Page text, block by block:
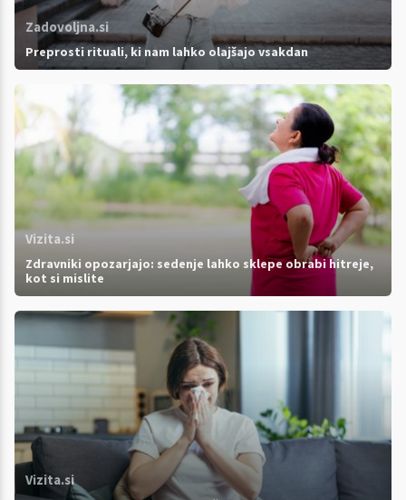
Zadovoljna.si
Preprosti rituali, ki nam lahko olajšajo vsakdan
Vizita.si
Zdravniki opozarjajo: sedenje lahko sklepe obrabi hitreje,
kot si mislite
Vizita.si